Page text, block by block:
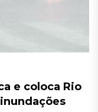
e coloca Rio